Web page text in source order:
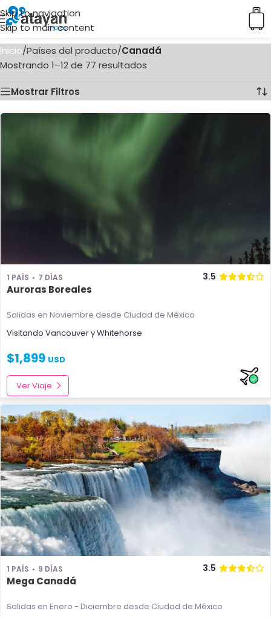
Skip to navigation
Skip to main content
Inicio/Países del producto/Canadá
Mostrando 1–12 de 77 resultados
Mostrar Filtros
1 PAÍS 7 DÍAS 3.5
Auroras Boreales
Salidas en Noviembre desde Ciudad de México
Visitando VancouveryWhitehorse
$1,899 USD
Ver Viaje
1 PAÍS 9 DÍAS 3.5
Mega Canadá
Salidas en Enero - Diciembre desde Ciudad de México